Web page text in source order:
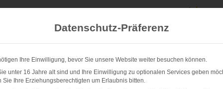
UNSERE STÄLLE & SERVICE
Datenschutz-Präferenz
Ihre Einwilligung, bevor Sie unsere Website weiter besuchen können.
unter 16 Jahre alt sind und Ihre Einwilligung zu optionalen Services geben
Sie Ihre Erziehungsberechtigten um Erlaubnis bitten.